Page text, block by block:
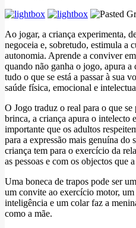
Ao jogar, a criança experimenta,
negoceia e, sobretudo, estimula a
autonomia. Aprende a conviver
quando não ganha o jogo, apura a
tudo o que se está a passar à sua
saúde física, emocional e
O Jogo traduz o real para o que
brinca, a criança apura o intelecto
importante que os adultos
para a expressão mais genuína do
criança tem para o exercício da
as pessoas e com os objectos que
Uma boneca de trapos pode ser
um convite ao exercício motor, um
inteligência e um colar faz a
como a mãe.